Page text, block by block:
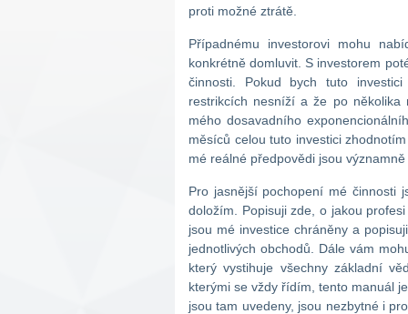
proti možné ztrátě.
Případnému investorovi mohu
konkrétně domluvit. S investorem
činnosti. Pokud bych tuto
restrikcích nesníží a že po
mého dosavadního
měsíců celou tuto investici
mé reálné předpovědi jsou
Pro jasnější pochopení mé činnosti
doložím. Popisuji zde, o jakou
jsou mé investice chráněny a
jednotlivých obchodů. Dále vám
který vystihuje všechny základní
kterými se vždy řídím, tento manuál
jsou tam uvedeny, jsou nezbytné i